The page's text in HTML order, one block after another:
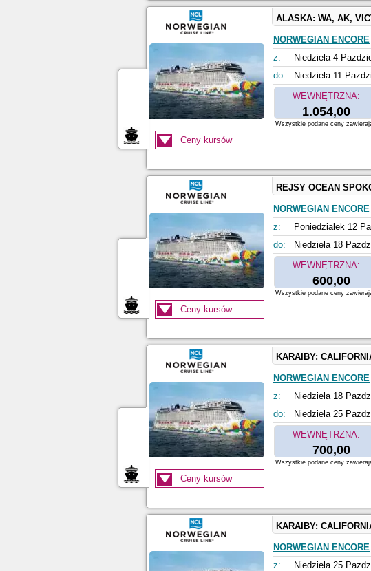
ALASKA: WA, AK,
NORWEGIAN ENCORE
z:
Niedziela 4
do:
Niedziela 11
WEWNĘTRZNA:
1.054,00
Ceny kursów
Wszystkie podane ceny
REJSY OCEAN
NORWEGIAN ENCORE
z:
Poniedzialek 12
do:
Niedziela 18
WEWNĘTRZNA:
600,00
Ceny kursów
Wszystkie podane ceny
KARAIBY:
NORWEGIAN ENCORE
z:
Niedziela 18
do:
Niedziela 25
WEWNĘTRZNA:
700,00
Ceny kursów
Wszystkie podane ceny
KARAIBY:
NORWEGIAN ENCORE
z:
Niedziela 25